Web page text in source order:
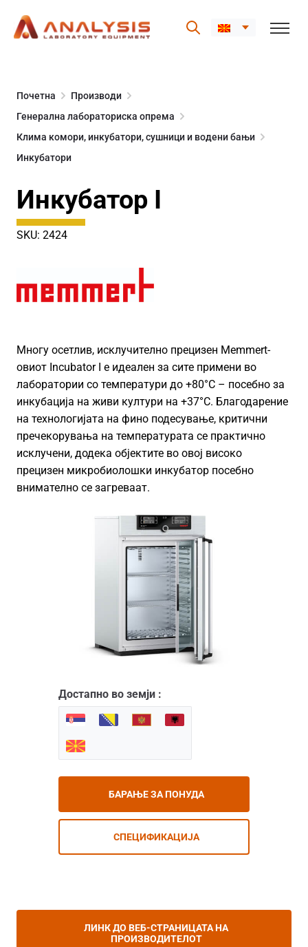
content
Почетна
Производи
Генерална лабораториска опрема
Клима комори, инкубатори, сушници и водени бањи
Инкубатори
Инкубатор I
SKU: 2424
Многу осетлив, исклучително прецизен Memmert-
овиот Incubator I е идеален за сите примени во
лаборатории со температури до +80°C – посебно за
инкубација на живи култури на +37°C. Благодарение
на технологијата на фино подесување, критични
пречекорувања на температурата се практично
исклучени, додека објектите во овој високо
прецизен микробиолошки инкубатор посебно
внимателно се загреваат.
Достапно во земји :
БАРАЊЕ ЗА ПОНУДА
СПЕЦИФИКАЦИЈА
ЛИНК ДО ВЕБ-СТРАНИЦАТА НА
ПРОИЗВОДИТЕЛОТ